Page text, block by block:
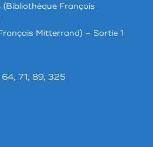
(Bibliothèque François
Mitterrand) – Sortie 1
71, 89, 325